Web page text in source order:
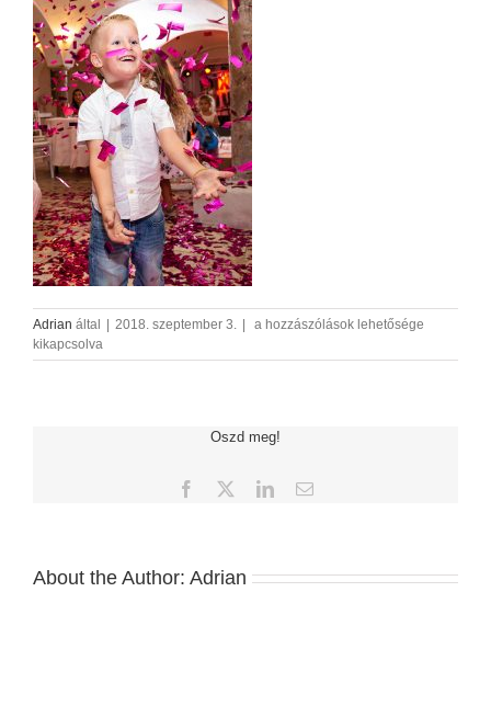
Adrian által | 2018. szeptember 3. |
eskuvofotozas-
MC8
a hozzászólások lehetősége
kikapcsolva
Oszd meg!
Facebook LinkedInEmail:
About the Author: Adrian